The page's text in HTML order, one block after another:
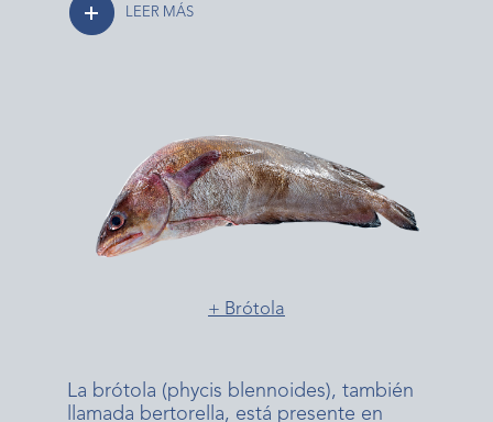
LEER MÁS
+ Brótola
La brótola (phycis blennoides), también
llamada bertorella, está presente en